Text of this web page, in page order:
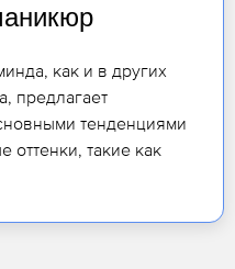
как и в других
предлагает
тенденциями
оттенки, такие как